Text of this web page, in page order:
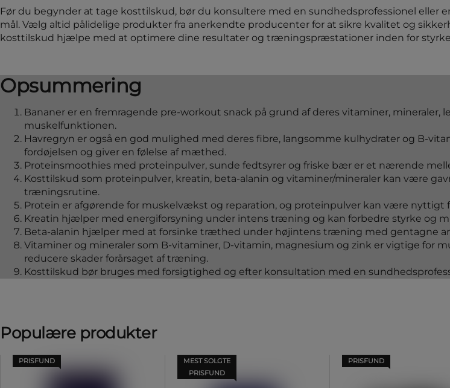
Før du begynder at tage kosttilskud, bør du konsultere med en sundhedsprofessionel eller
mål. Vælg altid pålidelige produkter fra anerkendte producenter for at sikre kvalitet og
kosttilskud hjælpe med at optimere dine resultater og træningspræstationer inden for
Opsummering
Bananer er en fremragende pre-workout snack på grund af deres vitaminer,
muskelfunktionen.
Havregryn er også en god mulighed med deres fibre, langsomme kulhydrater og B-
fordøjelsen og giver en følelse af mæthed.
Proteinsmoothies med proteinpulver, sunde fedtsyrer og friske bær er et nærende
Kosttilskud som proteinpulver, kreatin, beta-alanin og vitaminer/mineraler kan være
træningsrutine.
Protein er afgørende for muskelvækst og reparation, og proteinpulver kan være
Kreatin hjælper med energiforsyning under intens træning og kan forbedre styrke og
Beta-alanin hjælper med at forsinke træthed under højintens træning med gentagne
Vitaminer og mineraler som B-vitaminer, D-vitamin, magnesium og zink er vigtige for
reducere skader forårsaget af træning.
Kosttilskud bør bruges med forsigtighed og efter konsultation med en
Populære produkter
PRISFUND
MEST SOLGTE
PRISFUND
PRISFUND